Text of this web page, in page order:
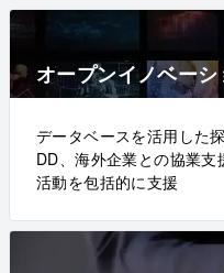
オープンイノベー
データベースを活用した
DD、海外企業との協業
活動を包括的に支援